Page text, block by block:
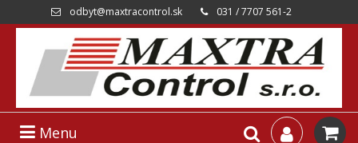
odbyt@maxtracontrol.sk 031 / 7707 561-2
Menu